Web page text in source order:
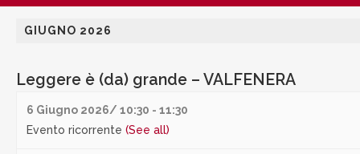
GIUGNO 2026
Leggere è (da) grande – VALFENERA
6 Giugno 2026/ 10:30 - 11:30
Evento ricorrente (See all)